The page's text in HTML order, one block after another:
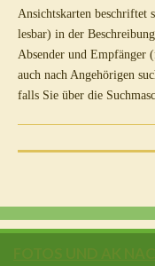
Ansichtskarten beschriftet
lesbar) in der
Absender und Empfänger
auch nach Angehörigen
falls Sie über die